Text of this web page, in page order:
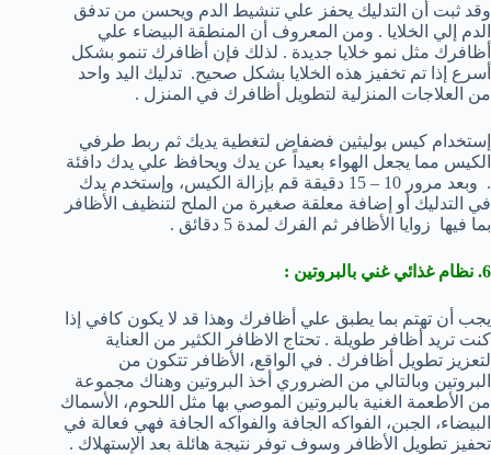
وقد ثبت أن التدليك يحفز علي تنشيط الدم ويحسن من تدفق
الدم إلي الخلايا . ومن المعروف أن المنطقة البيضاء علي
أظافرك مثل نمو خلايا جديدة . لذلك فإن أظافرك تنمو بشكل
أسرع إذا تم تخفيز هذه الخلايا بشكل صحيح. تدليك اليد واحد
من العلاجات المنزلية لتطويل أظافرك في المنزل .
إستخدام كيس بوليثين فضفاض لتغطية يديك ثم ربط طرفي
الكيس مما يجعل الهواء بعيداً عن يدك ويحافظ علي يدك دافئة
. وبعد مرور 10 – 15 دقيقة قم بإزالة الكيس، وإستخدم يدك
في التدليك أو إضافة معلقة صغيرة من الملح لتنظيف الأظافر
بما فيها زوايا الأظافر ثم الفرك لمدة 5 دقائق .
6. نظام غذائي غني بالبروتين :
يجب أن تهتم بما يطبق علي أظافرك وهذا قد لا يكون كافي إذا
كنت تريد أظافر طويلة . تحتاج الاظافر الكثير من العناية
لتعزيز تطويل أظافرك . في الواقع، الأظافر تتكون من
البروتين وبالتالي من الضروري أخذ البروتين وهناك مجموعة
من الأطعمة الغنية بالبروتين الموصي بها مثل اللحوم، الأسماك
البيضاء، الجبن، الفواكه الجافة والفواكه الجافة فهي فعالة في
تحفيز تطويل الأظافر وسوف توفر نتيجة هائلة بعد الإستهلاك .